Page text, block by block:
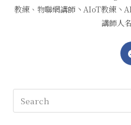
教練、物聯網講師丶AIoT教練丶
講師人